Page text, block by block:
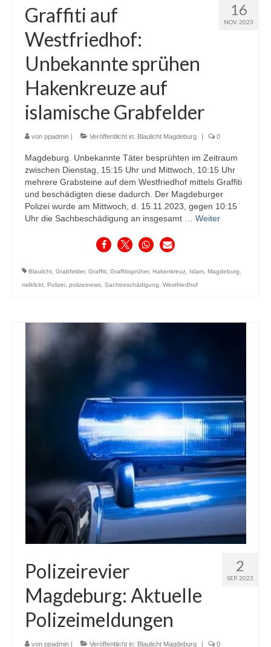
16
NOV. 2023
Graffiti auf
Westfriedhof:
Unbekannte sprühen
Hakenkreuze auf
islamische Grabfelder
von ppadmin Veröffentlicht in: Blaulicht Magdeburg 0
Magdeburg. Unbekannte Täter besprühten im Zeitraum
zwischen Dienstag, 15:15 Uhr und Mittwoch, 10:15 Uhr
mehrere Grabsteine auf dem Westfriedhof mittels Graffiti
und beschädigten diese dadurch. Der Magdeburger
Polizei wurde am Mittwoch, d. 15.11.2023, gegen 10:15
Uhr die Sachbeschädigung an insgesamt … Weiter
Blaulicht, Grabfelder, Graffiti, Graffitisprüher, Hakenkreuz, Islam, Magdeburg,
mdklickt, Polizei, polizeinews, Sachbeschädigung, Westfriedhof
2
SEP. 2023
Polizeirevier
Magdeburg: Aktuelle
Polizeimeldungen
von ppadmin Veröffentlicht in: Blaulicht Magdeburg 0